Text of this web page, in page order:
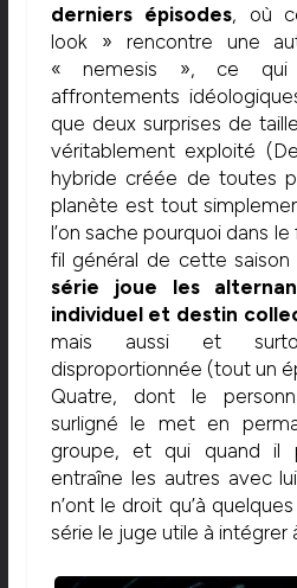
derniers épisodes, où
look » rencontre une
« nemesis », ce qui
affrontements
que deux surprises de
véritablement exploité
hybride créée de toutes
planète est tout
l’on sache pourquoi dans
fil général de cette saison
série joue les
individuel et destin
mais aussi et
disproportionnée (tout un
Quatre, dont le
surligné le met en
groupe, et qui quand il
entraîne les autres avec
n’ont le droit qu’à
série le juge utile à intégrer